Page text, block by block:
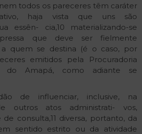
todos os pareceres têm caráter
haja vista que uns são
essên- cia,10 materializando-se
que deve ser fielmente
quem se destina (é o caso, por
emitidos pela Procuradoria
do Amapá, como adiante se
de influenciar, inclusive, na
outros atos administrati- vos,
consulta,11 diversa, portanto, da
sentido estrito ou da atividade